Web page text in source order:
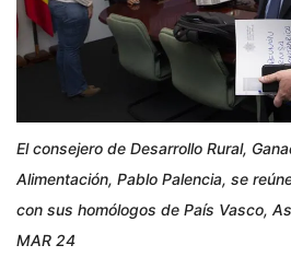
El consejero de Desarrollo Rural,
Alimentación, Pablo Palencia, se
con sus homólogos de País Vasco,
MAR 24